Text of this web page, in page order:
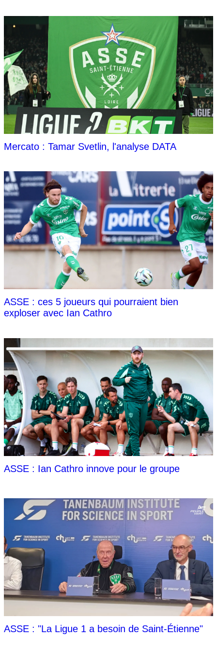
Mercato : Tamar Svetlin, l'analyse DATA
ASSE : ces 5 joueurs qui pourraient bien
exploser avec Ian Cathro
ASSE : Ian Cathro innove pour le groupe
ASSE : "La Ligue 1 a besoin de Saint-Étienne"